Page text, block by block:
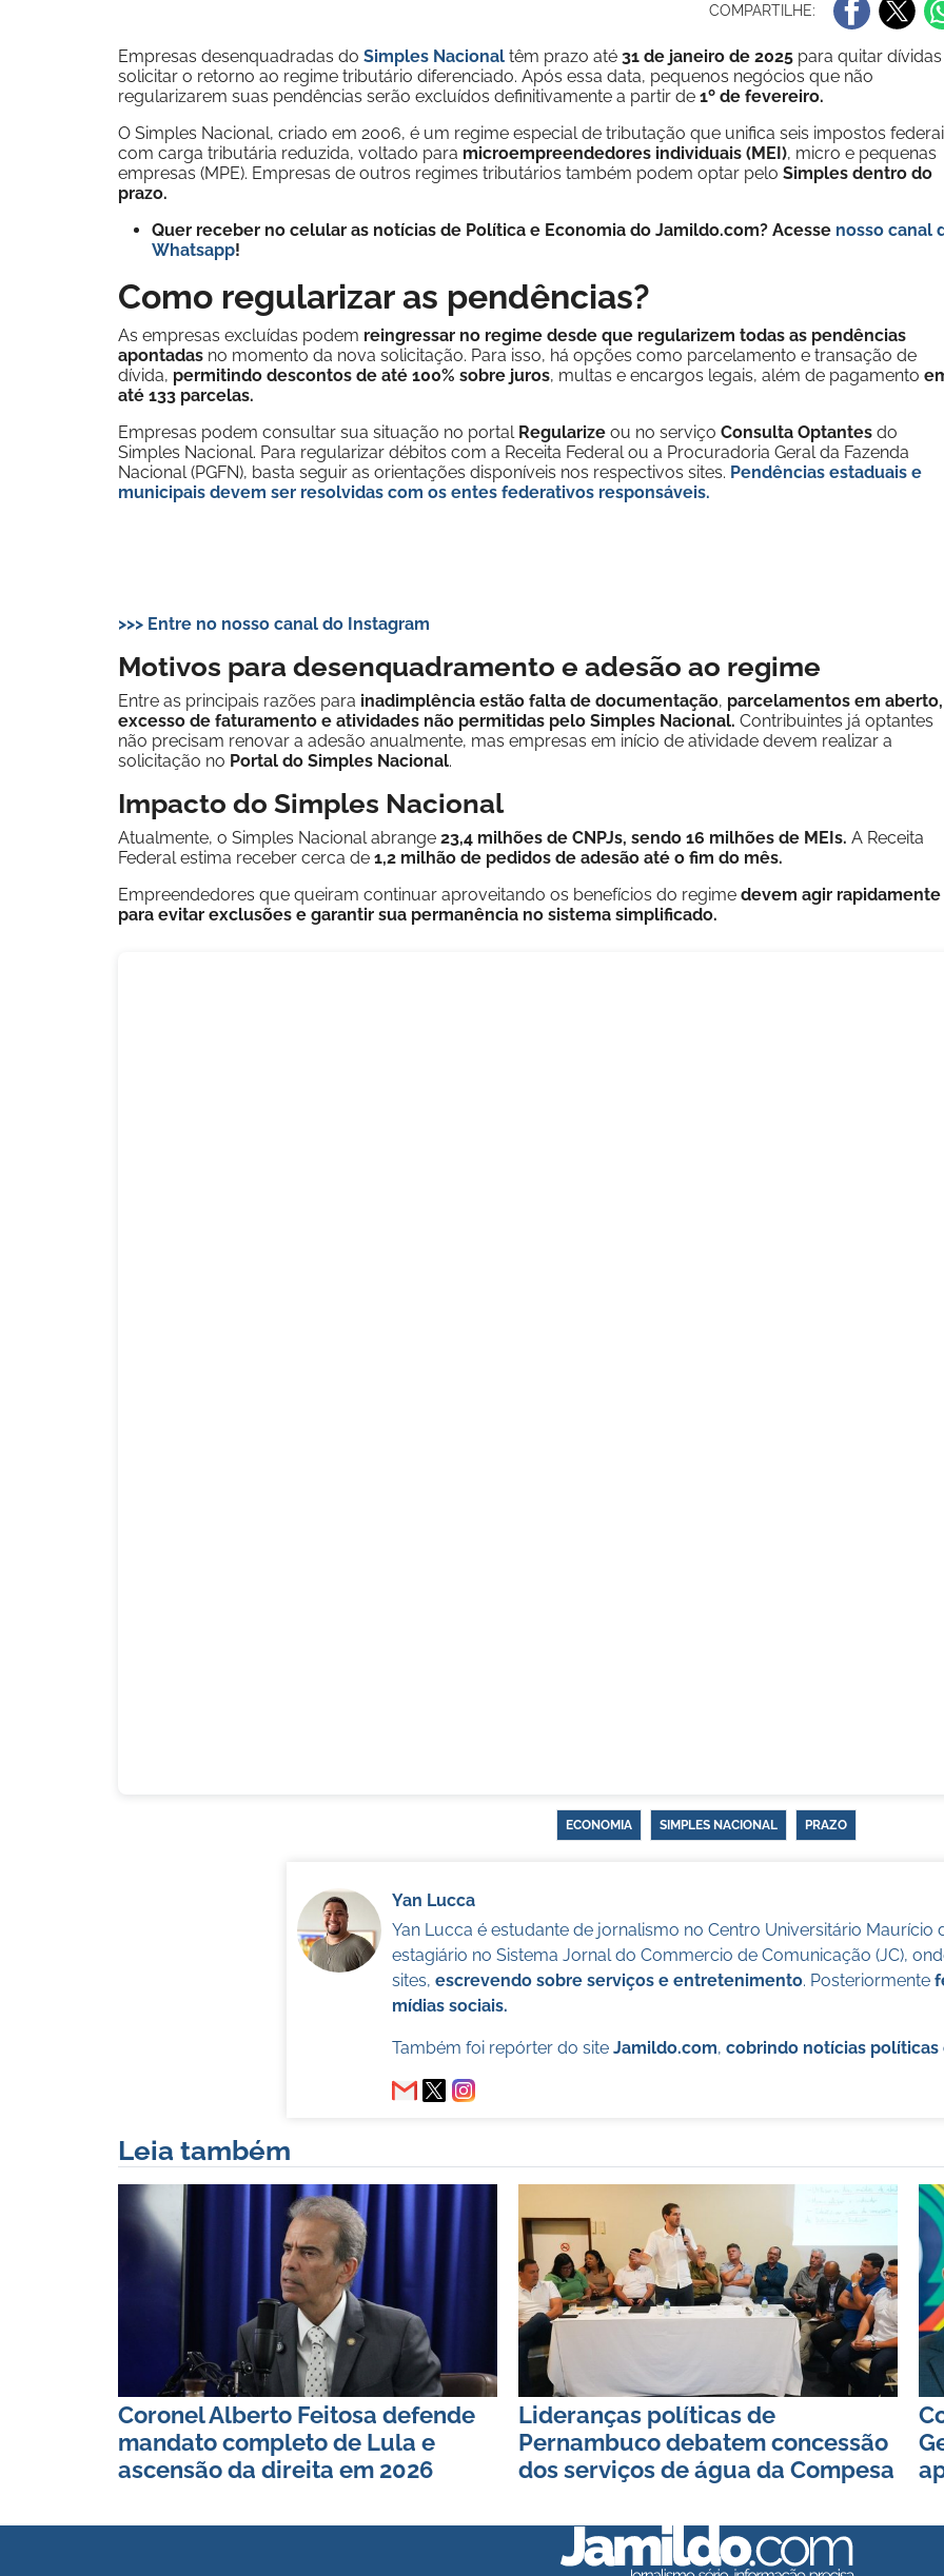
COMPARTILHE:
Empresas desenquadradas do Simples Nacional têm prazo até 31 de janeiro de 2025 para quitar
solicitar o retorno ao regime tributário diferenciado. Após essa data, pequenos negócios que não
regularizarem suas pendências serão excluídos definitivamente a partir de 1º de fevereiro.
O Simples Nacional, criado em 2006, é um regime especial de tributação que unifica seis impostos
com carga tributária reduzida, voltado para microempreendedores individuais (MEI), micro e pequenas
empresas (MPE). Empresas de outros regimes tributários também podem optar pelo Simples dentro do
prazo.
Quer receber no celular as notícias de Política e Economia do Jamildo.com? Acesse nosso canal
Whatsapp!
Como regularizar as pendências?
As empresas excluídas podem reingressar no regime desde que regularizem todas as pendências
apontadas no momento da nova solicitação. Para isso, há opções como parcelamento e transação de
dívida, permitindo descontos de até 100% sobre juros, multas e encargos legais, além de pagamento
até 133 parcelas.
Empresas podem consultar sua situação no portal Regularize ou no serviço Consulta Optantes do
Simples Nacional. Para regularizar débitos com a Receita Federal ou a Procuradoria Geral da Fazenda
Nacional (PGFN), basta seguir as orientações disponíveis nos respectivos sites. Pendências estaduais e
municipais devem ser resolvidas com os entes federativos responsáveis.
>>> Entre no nosso canal do Instagram
Motivos para desenquadramento e adesão ao regime
Entre as principais razões para inadimplência estão falta de documentação, parcelamentos em aberto,
excesso de faturamento e atividades não permitidas pelo Simples Nacional. Contribuintes já optantes
não precisam renovar a adesão anualmente, mas empresas em início de atividade devem realizar a
solicitação no Portal do Simples Nacional.
Impacto do Simples Nacional
Atualmente, o Simples Nacional abrange 23,4 milhões de CNPJs, sendo 16 milhões de MEIs. A Receita
Federal estima receber cerca de 1,2 milhão de pedidos de adesão até o fim do mês.
Empreendedores que queiram continuar aproveitando os benefícios do regime devem agir rapidamente
para evitar exclusões e garantir sua permanência no sistema simplificado.
ECONOMIA SIMPLES NACIONAL PRAZO
Yan Lucca
Yan Lucca é estudante de jornalismo no Centro Universitário Maurício
estagiário no Sistema Jornal do Commercio de Comunicação (JC),
sites, escrevendo sobre serviços e entretenimento. Posteriormente
mídias sociais.
Também foi repórter do site Jamildo.com, cobrindo notícias políticas
Leia também
Coronel Alberto Feitosa defende
mandato completo de Lula e
ascensão da direita em 2026
Lideranças políticas de
Pernambuco debatem concessão
dos serviços de água da Compesa